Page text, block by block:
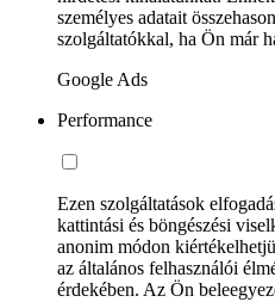
személyes adatait
szolgáltatókkal, ha Ön már
Google Ads
Performance
Ezen szolgáltatások
kattintási és böngészési
anonim módon
az általános felhasználói
érdekében. Az Ön